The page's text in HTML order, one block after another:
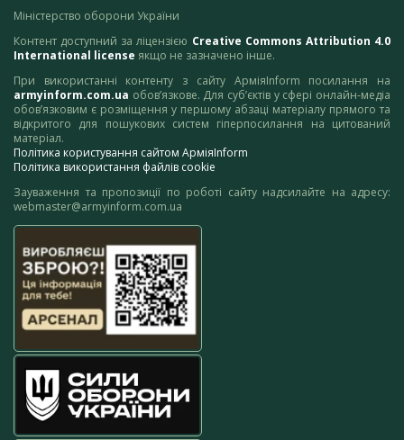
Міністерство оборони України
Контент доступний за ліцензією Creative Commons Attribution 4.0
International license якщо не зазначено інше.
При використанні контенту з сайту АрміяInform посилання на
armyinform.com.ua обов’язкове. Для суб’єктів у сфері онлайн-медіа
обов’язковим є розміщення у першому абзаці матеріалу прямого та
відкритого для пошукових систем гіперпосилання на цитований
матеріал.
Політика користування сайтом АрміяInform
Політика використання файлів cookie
Зауваження та пропозиції по роботі сайту надсилайте на адресу:
webmaster@armyinform.com.ua